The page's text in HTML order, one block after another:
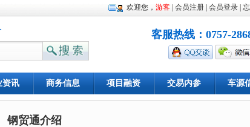
欢迎您， 游客 会员注册 会员登录
客服热线：0757-
资讯 商务信息 项目融资 交易内参 车源
钢贸通介绍